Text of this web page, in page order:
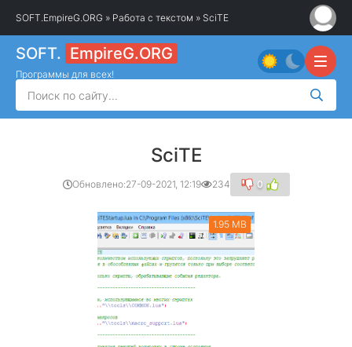
SOFT.EmpireG.ORG » Работа с текстом » SciTE
SOFT. EmpireG.ORG
Программы для всех!
SciTE
Обновлено:27-09-2021, 12:19 234 0
1.95 MB